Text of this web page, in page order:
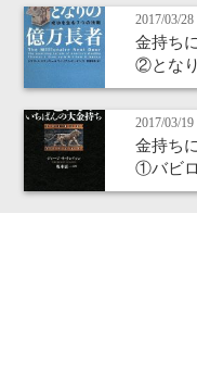
2017/03/28
金持ち
②とな
2017/03/19
金持ち
①バビ